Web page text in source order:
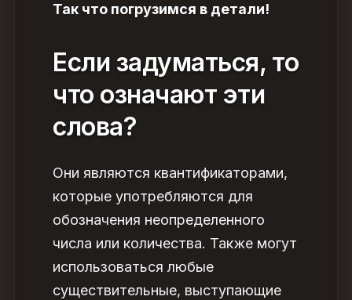
Так что погрузимся в детали!
Если задуматься, то
что означают эти
слова?
Они являются квантификаторами,
которые употребляются для
обозначения неопределенного
числа или количества. Также могут
использоваться любые
существительные, выступающие